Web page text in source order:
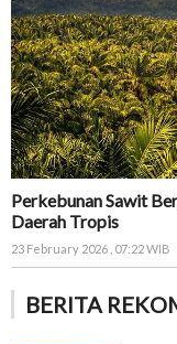
Perkebunan Sawit
Daerah Tropis
23 February 2026 , 07:22 WIB
BERITA